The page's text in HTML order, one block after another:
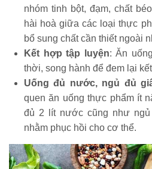
nhóm tinh bột, đạm, chất
hài hoà giữa các loại thực
bổ sung chất cần thiết ngoài
Kết hợp tập luyện: Ăn
thời, song hành để đem lại
Uống đủ nước, ngủ đủ
quen ăn uống thực phẩm ít
đủ 2 lít nước cũng như
nhằm phục hồi cho cơ thể.